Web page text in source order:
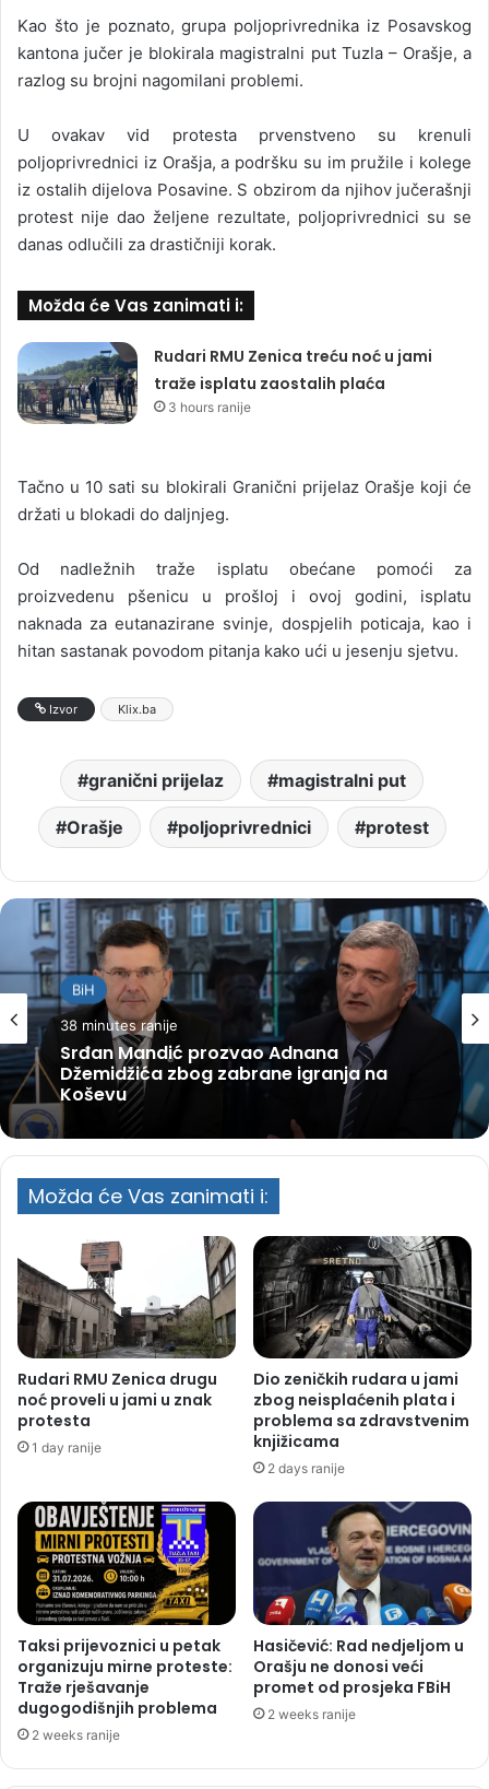
Kao što je poznato, grupa poljoprivrednika iz Posavskog
kantona jučer je blokirala magistralni put Tuzla – Orašje, a
razlog su brojni nagomilani problemi.
U ovakav vid protesta prvenstveno su krenuli
poljoprivrednici iz Orašja, a podršku su im pružile i kolege
iz ostalih dijelova Posavine. S obzirom da njihov jučerašnji
protest nije dao željene rezultate, poljoprivrednici su se
danas odlučili za drastičniji korak.
Možda će Vas zanimati i:
Rudari RMU Zenica treću noć u jami
traže isplatu zaostalih plaća
3 hours ranije
Tačno u 10 sati su blokirali Granični prijelaz Orašje koji će
držati u blokadi do daljnjeg.
Od nadležnih traže isplatu obećane pomoći za
proizvedenu pšenicu u prošloj i ovoj godini, isplatu
naknada za eutanazirane svinje, dospjelih poticaja, kao i
hitan sastanak povodom pitanja kako ući u jesenju sjetvu.
Izvor Klix.ba
granični prijelaz magistralni put
Orašje poljoprivrednici protest
BiH
38 minutes ranije
Srđan Mandić prozvao Adnana
Džemidžića zbog zabrane igranja na
Koševu
Možda će Vas zanimati i:
Rudari RMU Zenica drugu
noć proveli u jami u znak
protesta
1 day ranije
Dio zeničkih rudara u jami
zbog neisplaćenih plata i
problema sa zdravstvenim
knjižicama
2 days ranije
Taksi prijevoznici u petak
organizuju mirne proteste:
Traže rješavanje
dugogodišnjih problema
2 weeks ranije
Hasičević: Rad nedjeljom u
Orašju ne donosi veći
promet od prosjeka FBiH
2 weeks ranije